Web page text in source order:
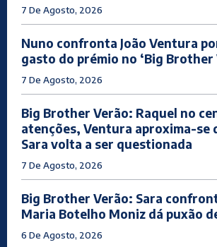
7 De Agosto, 2026
Nuno confronta João Ventura
gasto do prémio no ‘Big Brother
7 De Agosto, 2026
Big Brother Verão: Raquel no
atenções, Ventura aproxima-se
Sara volta a ser questionada
7 De Agosto, 2026
Big Brother Verão: Sara
Maria Botelho Moniz dá puxão
6 De Agosto, 2026